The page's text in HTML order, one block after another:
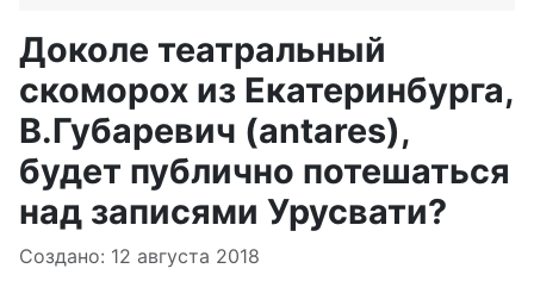
Доколе театральный
скоморох из Екатеринбурга,
В.Губаревич (antares),
будет публично потешаться
над записями Урусвати?
Информация о материале
Создано: 12 августа 2018